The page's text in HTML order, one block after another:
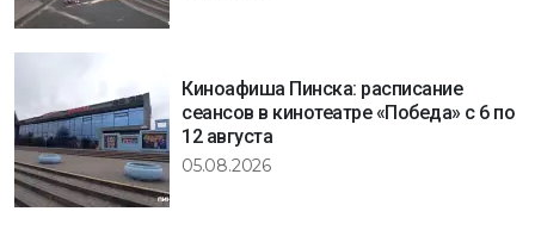
Киноафиша Пинска: расписание
сеансов в кинотеатре «Победа» с 6 по
12 августа
05.08.2026